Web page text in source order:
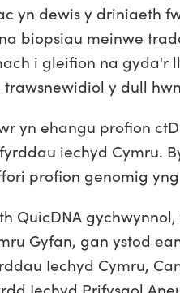
yn dewis y driniaeth
biopsiau meinwe
i gleifion na gyda'r
y dull
yn ehangu profion
iechyd Cymru.
profion genomig
QuicDNA
Gyfan, gan ystod
Iechyd Cymru,